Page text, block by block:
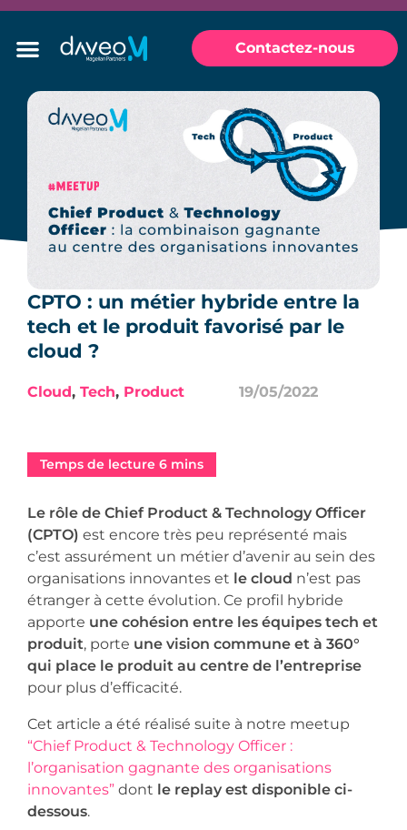
Contactez-nous
CPTO : un métier hybride entre la
tech et le produit favorisé par le
cloud ?
Cloud, Tech, Product 19/05/2022
Le rôle de Chief Product & Technology Officer
(CPTO) est encore très peu représenté mais
c’est assurément un métier d’avenir au sein des
organisations innovantes et le cloud n’est pas
étranger à cette évolution. Ce profil hybride
apporte une cohésion entre les équipes tech et
produit, porte une vision commune et à 360°
qui place le produit au centre de l’entreprise
pour plus d’efficacité.
Cet article a été réalisé suite à notre meetup
“Chief Product & Technology Officer :
l’organisation gagnante des organisations
innovantes” dont le replay est disponible ci-
dessous.